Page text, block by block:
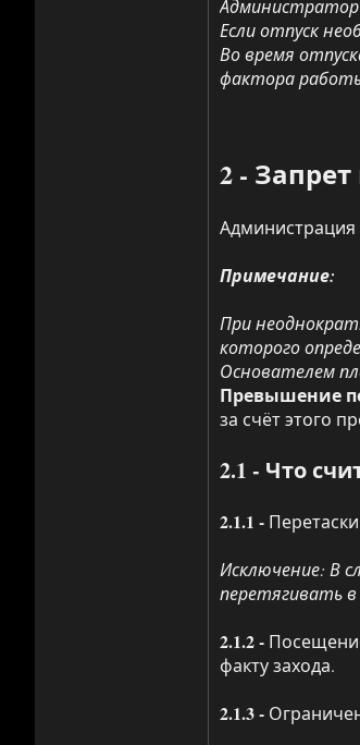
Администратор
Если отпуск
Во время
фактора
2 -
Примечание:
При
которого
Основателем
Превышение
за счёт этого
2.1 - Что
2.1.1 -
Исключение: В
перетягивать в
2.1.2 -
факту захода.
2.1.3 -